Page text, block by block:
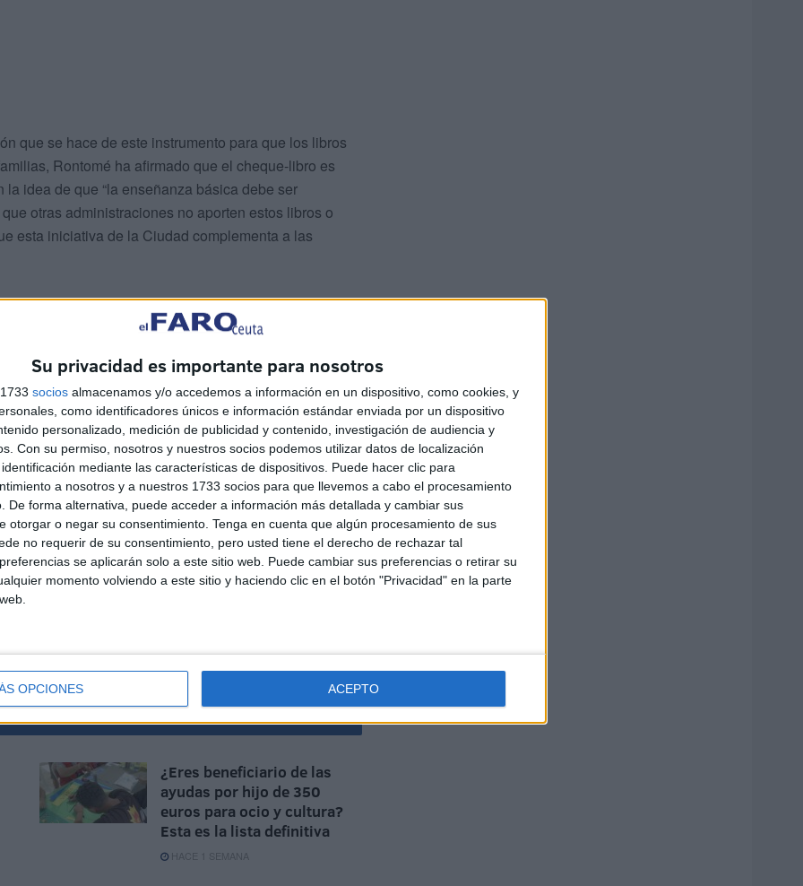
Su privacidad es importante para nosotros
socios almacenamos y/o accedemos a información en un dispositivo, como cookies, y
como identificadores únicos e información estándar enviada por un dispositivo
personalizado, medición de publicidad y contenido, investigación de audiencia y
Con su permiso, nosotros y nuestros socios podemos utilizar datos de localización
mediante las características de dispositivos. Puede hacer clic para
a nosotros y a nuestros 1733 socios para que llevemos a cabo el procesamiento
De forma alternativa, puede acceder a información más detallada y cambiar sus
otorgar o negar su consentimiento. Tenga en cuenta que algún procesamiento de sus
no requerir de su consentimiento, pero usted tiene el derecho de rechazar tal
se aplicarán solo a este sitio web. Puede cambiar sus preferencias o retirar su
momento volviendo a este sitio y haciendo clic en el botón "Privacidad" en la parte
OPCIONES ACEPTO
que se hace de este instrumento para que los libros
Rontomé ha afirmado que el cheque-libro es
la idea de que “la enseñanza básica debe ser
otras administraciones no aporten estos libros o
esta iniciativa de la Ciudad complementa a las
Educación Secundaria, el consejero ha aclarado que
de reposición de libros dotado con un presupuesto de
“préstamo” de libros para los alumnos, que lo
va reponiendo en función de su uso “y siempre a
¿Eres beneficiario de las
ayudas por hijo de 350
euros para ocio y cultura?
Esta es la lista definitiva
HACE 1 SEMANA